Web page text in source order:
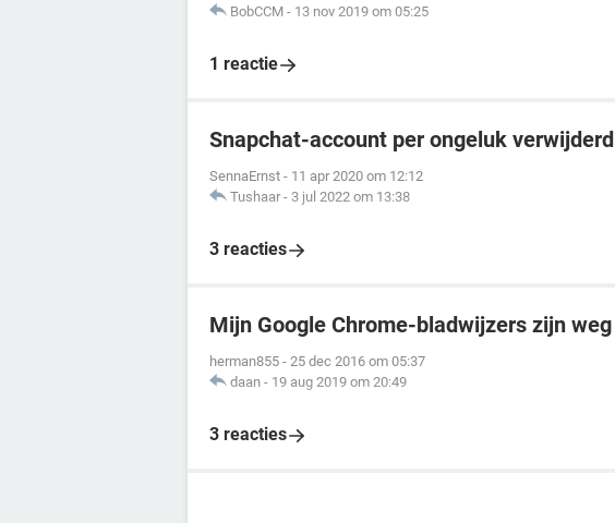
BobCCM - 13 nov 2019 om 05:25
1 reactie
Snapchat-account per ongeluk verwijderd
SennaErnst - 11 apr 2020 om 12:12
Tushaar - 3 jul 2022 om 13:38
3 reacties
Mijn Google Chrome-bladwijzers zijn weg
herman855 - 25 dec 2016 om 05:37
daan - 19 aug 2019 om 20:49
3 reacties